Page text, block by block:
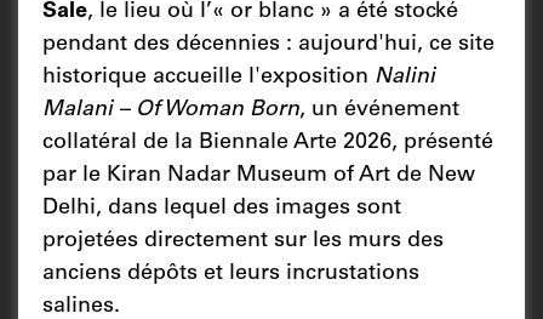
Sale, le lieu où l’« or blanc » a été stocké
pendant des décennies : aujourd'hui, ce site
historique accueille l'exposition Nalini
Malani – Of Woman Born, un événement
collatéral de la Biennale Arte 2026, présenté
par le Kiran Nadar Museum of Art de New
Delhi, dans lequel des images sont
projetées directement sur les murs des
anciens dépôts et leurs incrustations
salines.